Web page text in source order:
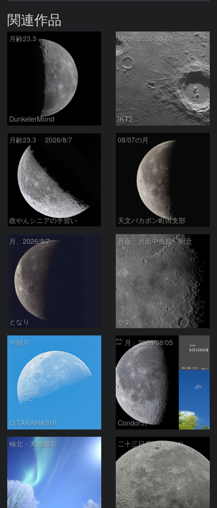
関連作品
月齢23.3
DunkelerMond
Moon 2026-08-07
IKT2
月齢23.3 2026/8/7
政やんシニアの手習い
08/07の月
天文バカボン町田支部
月、2026/8/7
となり
月面「月面中央部」附近
かあ
今朝月
O.TAKAHASHI
「月」2026/08/05
Condor57
極北・天地輝彩 二十三日月(月齢21.4)